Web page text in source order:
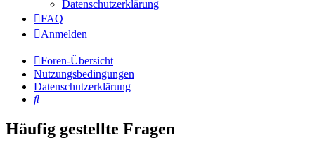
Datenschutzerklärung
FAQ
Anmelden
Foren-Übersicht
Nutzungsbedingungen
Datenschutzerklärung
Suche
Häufig gestellte Fragen